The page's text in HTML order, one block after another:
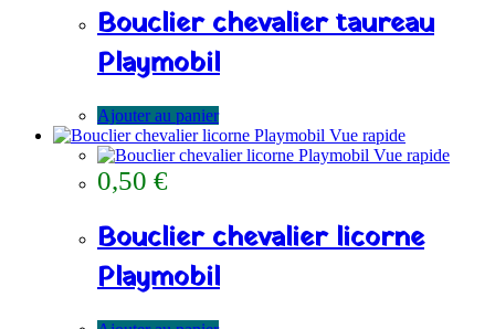
Bouclier chevalier taureau
Playmobil
Ajouter au panier
Vue rapide
Vue rapide
0,50 €
Bouclier chevalier licorne
Playmobil